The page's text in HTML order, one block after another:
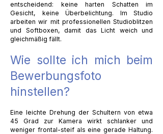
entscheidend: keine harten Schatten im
Gesicht, keine Überbelichtung. Im Studio
arbeiten wir mit professionellen Studioblitzen
und Softboxen, damit das Licht weich und
gleichmäßig fällt.
Wie sollte ich mich beim
Bewerbungsfoto
hinstellen?
Eine leichte Drehung der Schultern von etwa
45 Grad zur Kamera wirkt schlanker und
weniger frontal-steif als eine gerade Haltung.